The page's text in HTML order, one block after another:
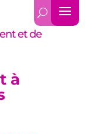
et de
à